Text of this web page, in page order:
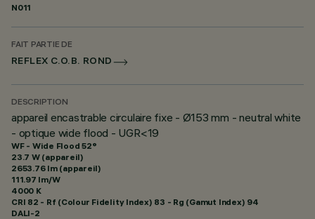
N011
FAIT PARTIE DE
REFLEX C.O.B. ROND
DESCRIPTION
appareil encastrable circulaire fixe - Ø153 mm - neutral white
- optique wide flood - UGR<19
WF - Wide Flood 52°
23.7 W (appareil)
2653.76 lm (appareil)
111.97 lm/W
4000 K
CRI 82 - Rf (Colour Fidelity Index) 83 - Rg (Gamut Index) 94
DALI-2